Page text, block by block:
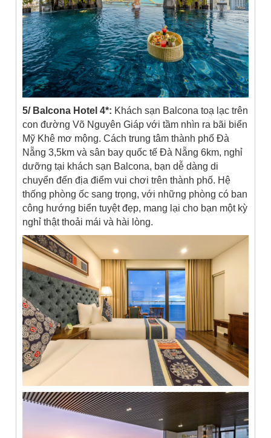
5/ Balcona Hotel 4*: Khách sạn Balcona toạ lạc trên
con đường Võ Nguyên Giáp với tầm nhìn ra bãi biển
Mỹ Khê mơ mộng. Cách trung tâm thành phố Đà
Nẵng 3,5km và sân bay quốc tế Đà Nẵng 6km, nghỉ
dưỡng tại khách sạn Balcona, bạn dễ dàng di
chuyển đến địa điểm vui chơi trên thành phố. Hệ
thống phòng ốc sang trọng, với những phòng có ban
công hướng biển tuyệt đẹp, mang lại cho bạn một kỳ
nghỉ thật thoải mái và hài lòng.